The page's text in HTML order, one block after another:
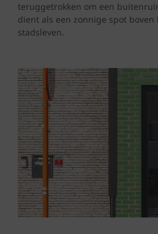
teruggetrokken om een
dient als een zonnige spot boven
stadsleven.